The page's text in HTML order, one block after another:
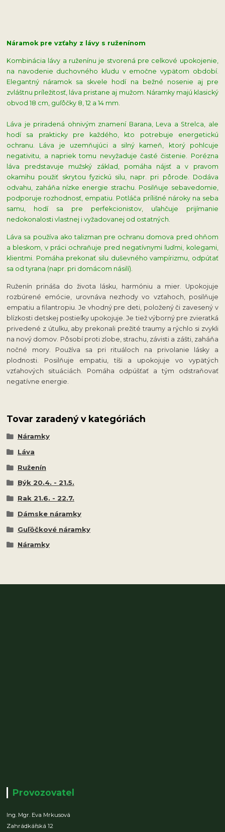
Náramok pre vzťahy z lávy s ruženínom
Kombinácia lávy a ruženínu je stvorená pre celkové upokojenie,
na navodenie duchovného kľudu v emočne vypätom období.
Elegantný náramok sa skvele hodí na bežné nosenie aj pre
zvláštnu príležitosť, láva pristane aj mužom. Náramky majú klasický
obvod 18 cm, guľôčky 8, 12 a 14 mm.
Láva je priradená ohnivým znamení Barana, Leva a Strelca, ale
hodí sa prakticky pre každého, kto potrebuje energetickú
ochranu. Láva je uzemňujúci a silný kameň, ktorý pohlcuje
negativitu, a napriek tomu nevyžaduje časté čistenie. Porézna
láva predstavuje mužský základ, pomáha nájsť a v pravom
okamihu použiť skrytou fyzickú silu, napr. pri pôrode. Dodáva
odvahu, zaháňa nízke energie strachu. Posilňuje sebavedomie,
podporuje rozhodnosť, empatiu. Potláča prílišné nároky na seba
samu, hodí sa pre perfekcionistov, uľahčuje prijímanie
nedokonalosti vlastnej i vyžadovanej od ostatných.
Láva sa používa ako talizman pre ochranu domova pred ohňom
a bleskom, v práci ochraňuje pred negatívnymi ľuďmi, kolegami,
klientmi. Pomáha prekonať silu duševného vampírizmu, odpútať
sa od tyrana (napr. pri domácom násilí).
Ruženín prináša do života lásku, harmóniu a mier. Upokojuje
rozbúrené emócie, urovnáva nezhody vo vzťahoch, posilňuje
empatiu a filantropiu. Je vhodný pre deti, položený či zavesený v
blízkosti detskej postieľky upokojuje. Je tiež výborný pre zvieratká
privedené z útulku, aby prekonali prežité traumy a rýchlo si zvykli
na nový domov. Pôsobí proti zlobe, strachu, závisti a zášti, zaháňa
nočné mory. Používa sa pri rituáloch na privolanie lásky a
plodnosti. Posilňuje empatiu, tíši a upokojuje vo vypätých
vzťahových situáciách. Pomáha odpúšťať a tým odstraňovať
negatívne energie.
Tovar zaradený v kategóriách
Náramky
Láva
Ruženín
Býk 20.4. - 21.5.
Rak 21.6. - 22.7.
Dámske náramky
Guľôčkové náramky
Náramky
Provozovatel
Ing. Mgr. Eva Mrkusová
Zahrádkářská 12